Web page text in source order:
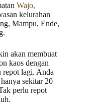
Wajo,
kelurahan
Mampu, Ende,
akan membuat
kaos dengan
lagi. Anda
hanya sekitar 20
perlu repot